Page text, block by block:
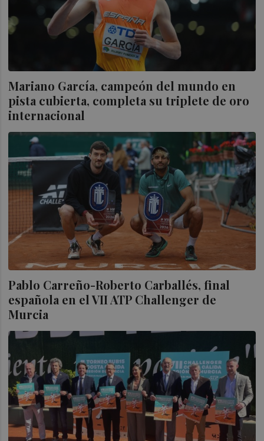
Mariano García, campeón del mundo en
pista cubierta, completa su triplete de oro
internacional
Pablo Carreño-Roberto Carballés, final
española en el VII ATP Challenger de
Murcia